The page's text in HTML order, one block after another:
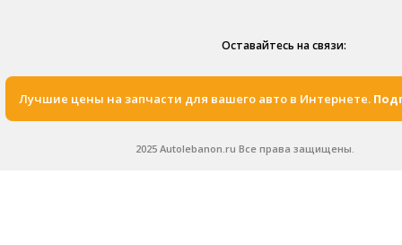
Оставайтесь на связи:
Лучшие цены на запчасти для вашего авто в Интернете.
2025 Autolebanon.ru Все права защищены.